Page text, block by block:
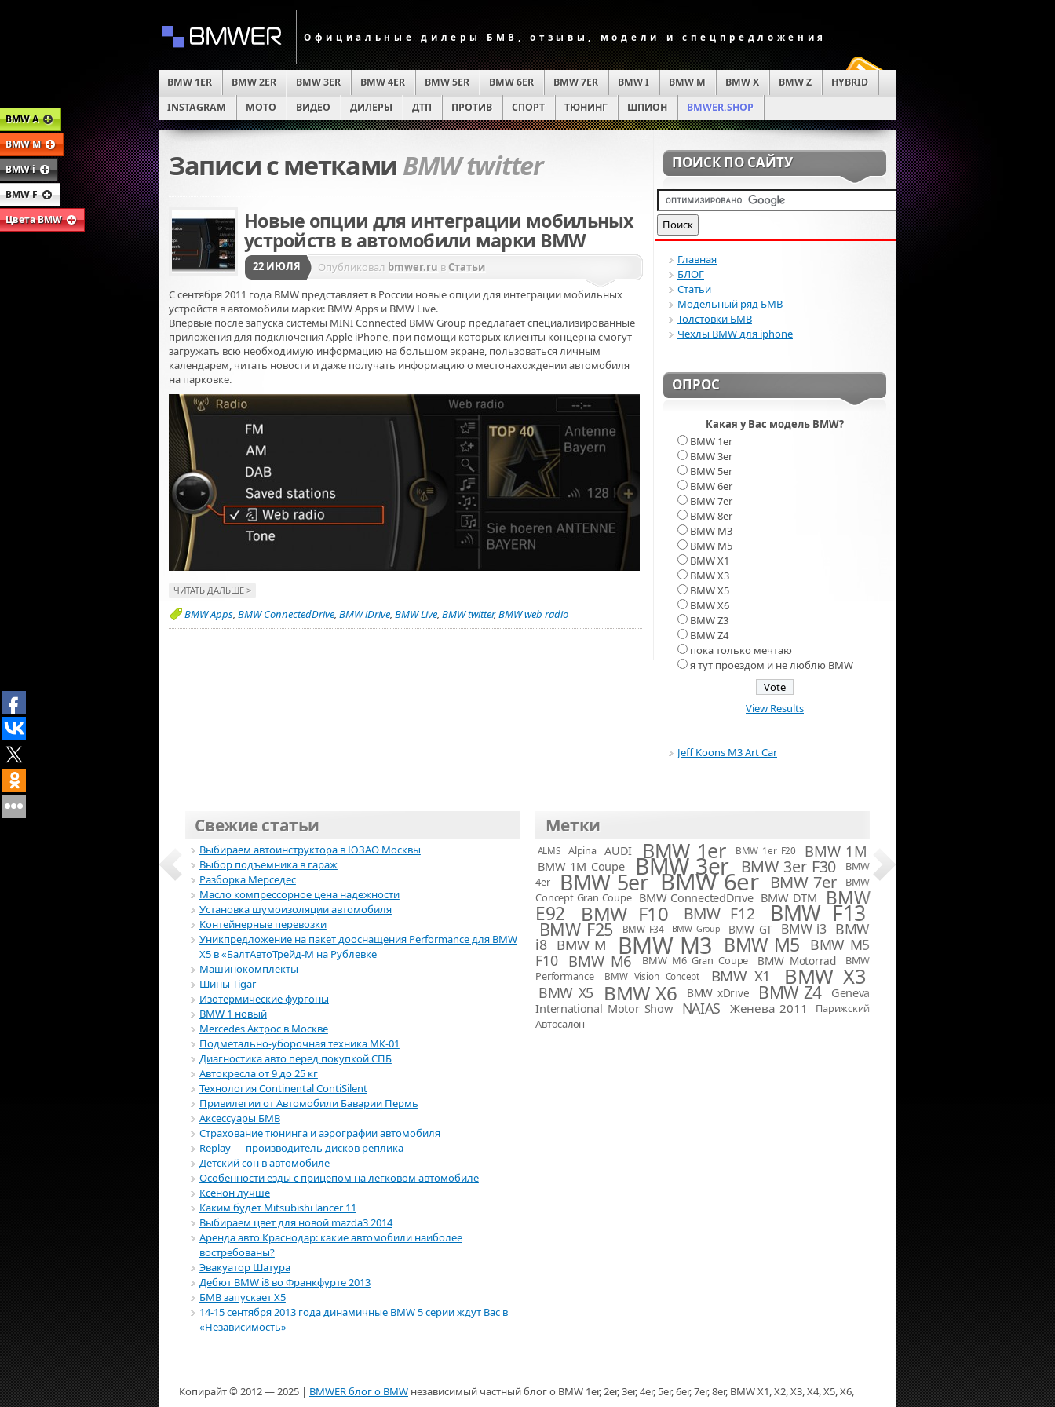
Официальные дилеры БМВ, отзывы, модели и спецпредложения
BMW 1ER BMW 2ER BMW 3ER BMW 4ER BMW 5ER BMW 6ER BMW 7ER BMW I BMW M BMW X BMW Z
HYBRID
INSTAGRAM
MOTO ВИДЕО ДИЛЕРЫ ДТП ПРОТИВ СПОРТ ТЮНИНГ ШПИОН BMWER.SHOP
Записи с метками BMW twitter
Новые опции для интеграции мобильных
устройств в автомобили марки BMW
22 ИЮЛЯ Опубликовал bmwer.ru в Статьи
С сентября 2011 года BMW представляет в России новые опции для интеграции мобильных
устройств в автомобили марки: BMW Apps и BMW Live.
Впервые после запуска системы MINI Connected BMW Group предлагает специализированные
приложения для подключения Apple iPhone, при помощи которых клиенты концерна смогут
загружать всю необходимую информацию на большом экране, пользоваться личным
календарем, читать новости и даже получать информацию о местонахождении автомобиля
на парковке.
ЧИТАТЬ ДАЛЬШЕ >
BMW Apps, BMW ConnectedDrive, BMW iDrive, BMW Live, BMW twitter,BMW web radio
ПОИСК ПО САЙТУ
Главная
БЛОГ
Статьи
Модельный ряд БМВ
Толстовки БМВ
Чехлы BMW для iphone
ОПРОС
Какая у Вас модель BMW?
BMW 1er
BMW 3er
BMW 5er
BMW 6er
BMW 7er
BMW 8er
BMW M3
BMW M5
BMW X1
BMW X3
BMW X5
BMW X6
BMW Z3
BMW Z4
пока только мечтаю
я тут проездом и не люблю BMW
View Results
Jeff Koons M3 Art Car
Свежие статьи
Выбираем автоинструктора в ЮЗАО Москвы
Выбор подъемника в гараж
Разборка Мерседес
Масло компрессорное цена надежности
Установка шумоизоляции автомобиля
Контейнерные перевозки
Уникпредложение на пакет дооснащения Performance для BMW
Х5 в «БалтАвтоТрейд-М на Рублевке
Машинокомплекты
Шины Tigar
Изотермические фургоны
BMW 1 новый
Mercedes Актрос в Москве
Подметально-уборочная техника МК-01
Диагностика авто перед покупкой СПБ
Автокресла от 9 до 25 кг
Технология Continental ContiSilent
Привилегии от Автомобили Баварии Пермь
Аксессуары БМВ
Страхование тюнинга и аэрографии автомобиля
Replay — производитель дисков реплика
Детский сон в автомобиле
Особенности езды с прицепом на легковом автомобиле
Ксенон лучше
Каким будет Mitsubishi lancer 11
Выбираем цвет для новой mazda3 2014
Аренда авто Краснодар: какие автомобили наиболее
востребованы?
Эвакуатор Шатура
Дебют BMW i8 во Франкфурте 2013
БМВ запускает X5
14-15 сентября 2013 года динамичные BMW 5 серии ждут Вас в
«Независимость»
Метки
ALMS Alpina AUDI BMW 1er BMW 1er F20 BMW 1M
BMW 1M Coupe BMW 3er BMW 3er F30
BMW
4er
BMW 5er BMW 6er BMW 7er
BMW
Concept Gran Coupe BMW ConnectedDrive BMW DTM BMW
E92 BMW F10 BMW F12 BMW F13
BMW F25 BMW F34 BMW Group BMW GT BMW i3 BMW
i8 BMW M BMW M3 BMW M5
BMW M5
F10
BMW M6 BMW M6 Gran Coupe BMW Motorrad
BMW
Performance
BMW Vision Concept BMW X1 BMW X3
BMW X5 BMW X6 BMW xDrive BMW Z4
Geneva
International Motor Show
NAIAS Женева 2011
Парижский
Автосалон
Копирайт © 2012 — 2025 | BMWER блог о BMW независимый частный блог о BMW 1er, 2er, 3er, 4er, 5er, 6er, 7er, 8er, BMW X1, X2, X3, X4, X5, X6,
BMW F
BMW M
BMW A
BMW i
Цвета BMW